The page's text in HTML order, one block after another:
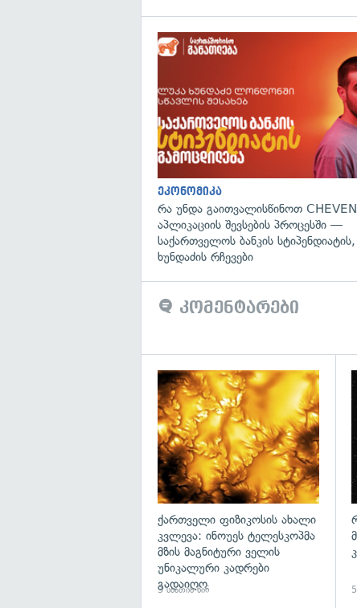
ეკონომიკა
რა უნდა გაითვალისწინოთ
აპლიკაციის შევსების პროცესში —
საქართველოს ბანკის
ხუნდაძის რჩევები
კომენტარები
ქართველი ფიზიკოსის ახალი
კვლევა: ინოუეს ტელესკოპმა
მზის მაგნიტური ველის
უნიკალური კადრები
გადაიღო
3 საათის წინ